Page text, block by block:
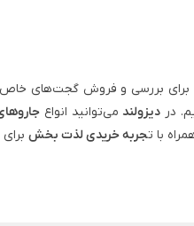
بررسی و فروش گجت‌های خاص
در دیزولند می‌توانید انواع
با تجربه خریدی لذت‌ بخش